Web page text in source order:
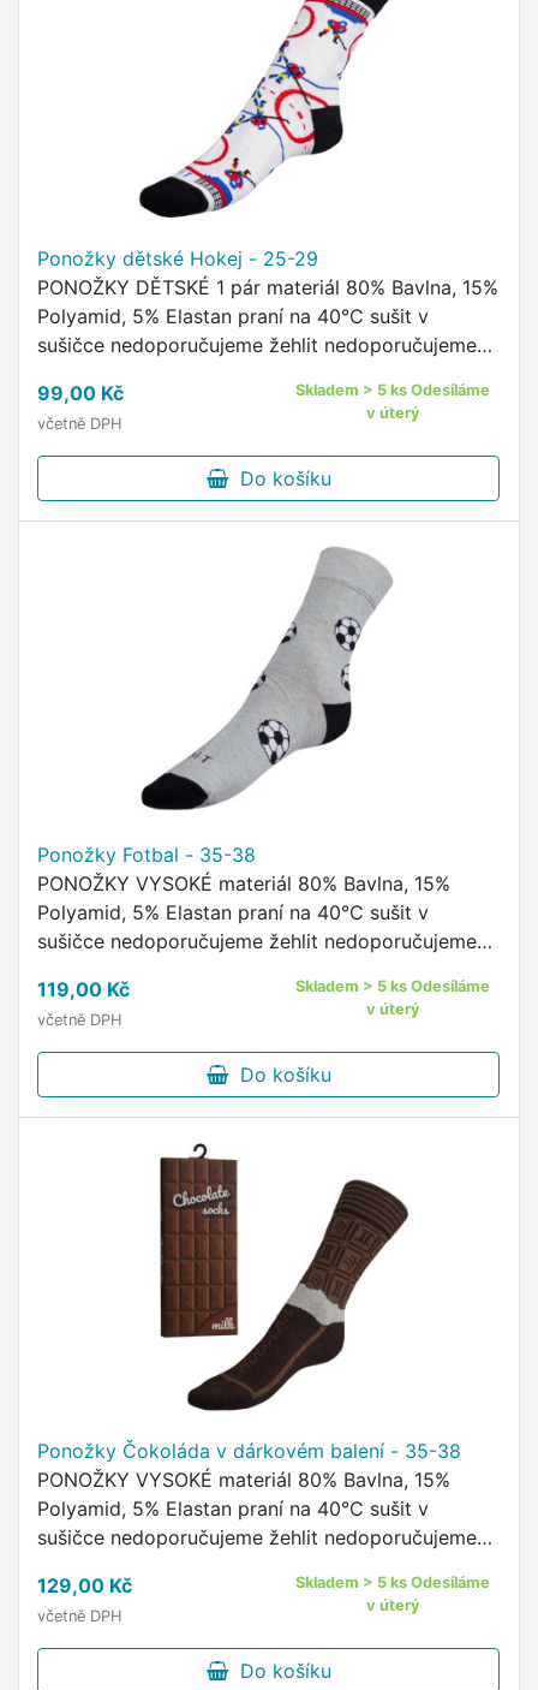
Ponožky dětské Hokej - 25-29
PONOŽKY DĚTSKÉ 1 pár materiál 80% Bavlna, 15%
Polyamid, 5% Elastan praní na 40°C sušit v
sušičce nedoporučujeme žehlit nedoporučujeme
originálním vzorem od českého …
99,00 Kč
včetně DPH
Skladem > 5 ks Odesíláme
v úterý
Do košíku
Ponožky Fotbal - 35-38
PONOŽKY VYSOKÉ materiál 80% Bavlna, 15%
Polyamid, 5% Elastan praní na 40°C sušit v
sušičce nedoporučujeme žehlit nedoporučujeme
originálním vzorem od českého …
119,00 Kč
včetně DPH
Skladem > 5 ks Odesíláme
v úterý
Do košíku
Ponožky Čokoláda v dárkovém balení - 35-38
PONOŽKY VYSOKÉ materiál 80% Bavlna, 15%
Polyamid, 5% Elastan praní na 40°C sušit v
sušičce nedoporučujeme žehlit nedoporučujeme
originálním vzorem od českého …
129,00 Kč
včetně DPH
Skladem > 5 ks Odesíláme
v úterý
Do košíku